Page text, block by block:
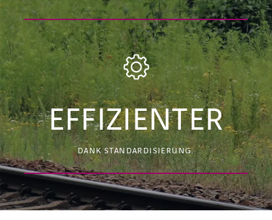
EFFIZIENTER
DANK STANDARDISIERUNG.